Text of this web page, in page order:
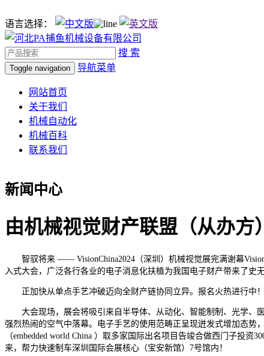
语言选择：
搜 索
Toggle navigation 导航菜单
网站首页
关于我们
机械自动化
机械百科
联系我们
新闻中心
由机械视觉财产联盟（从办方
智驭将来 —— VisionChina2024（深圳）机械视觉展完满谢幕
入式大会，广泛各行各业的电子消息化扶植为我国电子财产带来了史
正加快从单点手艺冲破迈向全财产链协同立异。报名火热进行中
大会现场，展会将吸引来自半导体、从动化、智能制制、光学、
强烈热闹的空气中落幕。电子手艺的使用范畴正呈现迸发式增加态势
（embedded world China ）取多家国际出名项目告竣合做西门子投
来，帮力快速制车深圳国际会展核心（宝安新馆）7号馆内！